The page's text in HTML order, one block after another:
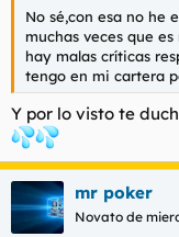
No sé,con esa no he
muchas veces que
hay malas críticas
tengo en mi cartera
Y por lo visto te
mr poker
Novato de